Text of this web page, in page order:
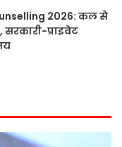
2026: कल से
प्राइवेट